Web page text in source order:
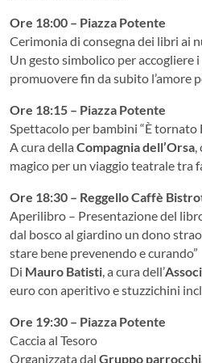
Ore 18:00 – Piazza Potente
Cerimonia di consegna dei libri ai
Un gesto simbolico per accogliere
promuovere fin da subito l’amore
Ore 18:15 – Piazza Potente
Spettacolo per bambini “È tornato
A cura della Compagnia dell’Orsa,
magico per un viaggio teatrale tra
Ore 18:30 – Reggello Caffè
Aperilibro – Presentazione del
dal bosco al giardino un dono
stare bene prevenendo e curando”
Di Mauro Batisti, a cura dell’
euro con aperitivo e stuzzichini
Ore 19:30 – Piazza Potente
Caccia al Tesoro
Organizzata dal Gruppo